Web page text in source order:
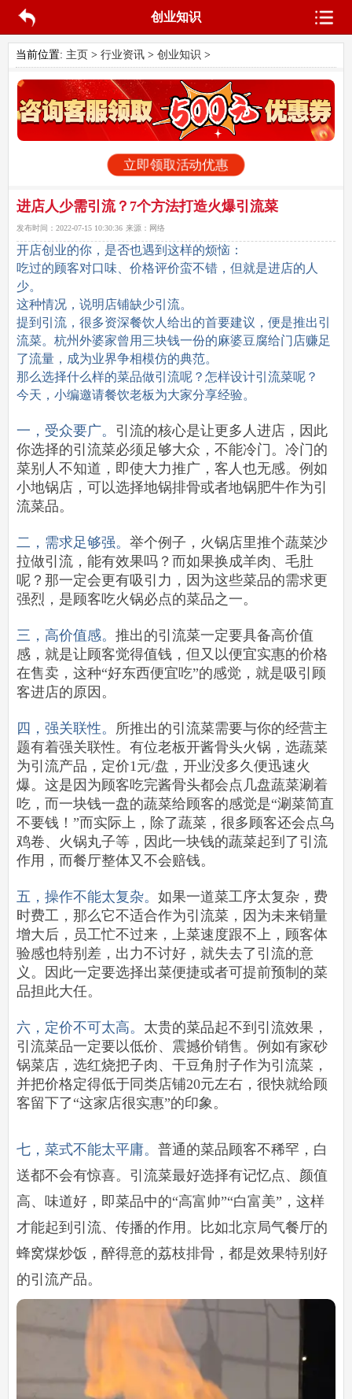
创业知识
当前位置: 主页 > 行业资讯> 创业知识 >
立即领取活动优惠
进店人少需引流？7个方法打造火爆引流菜
发布时间： 2022-07-15 10:30:36 来源： 网络
开店创业的你，是否也遇到这样的烦恼：
吃过的顾客对口味、价格评价蛮不错，但就是进店的人
少。
这种情况，说明店铺缺少引流。
提到引流，很多资深餐饮人给出的首要建议，便是推出引
流菜。杭州外婆家曾用三块钱一份的麻婆豆腐给门店赚足
了流量，成为业界争相模仿的典范。
那么选择什么样的菜品做引流呢？怎样设计引流菜呢？
今天，小编邀请餐饮老板为大家分享经验。
一，受众要广。 引流的核心是让更多人进店，因此
你选择的引流菜必须足够大众，不能冷门。冷门的
菜别人不知道，即使大力推广，客人也无感。例如
小地锅店，可以选择地锅排骨或者地锅肥牛作为引
流菜品。
二，需求足够强。 举个例子，火锅店里推个蔬菜沙
拉做引流，能有效果吗？而如果换成羊肉、毛肚
呢？那一定会更有吸引力，因为这些菜品的需求更
强烈，是顾客吃火锅必点的菜品之一。
三，高价值感。 推出的引流菜一定要具备高价值
感，就是让顾客觉得值钱，但又以便宜实惠的价格
在售卖，这种“好东西便宜吃”的感觉，就是吸引顾
客进店的原因。
四，强关联性。 所推出的引流菜需要与你的经营主
题有着强关联性。有位老板开酱骨头火锅，选蔬菜
为引流产品，定价1元/盘，开业没多久便迅速火
爆。这是因为顾客吃完酱骨头都会点几盘蔬菜涮着
吃，而一块钱一盘的蔬菜给顾客的感觉是“涮菜简直
不要钱！”而实际上，除了蔬菜，很多顾客还会点乌
鸡卷、火锅丸子等，因此一块钱的蔬菜起到了引流
作用，而餐厅整体又不会赔钱。
五，操作不能太复杂。 如果一道菜工序太复杂，费
时费工，那么它不适合作为引流菜，因为未来销量
增大后，员工忙不过来，上菜速度跟不上，顾客体
验感也特别差，出力不讨好，就失去了引流的意
义。因此一定要选择出菜便捷或者可提前预制的菜
品担此大任。
六，定价不可太高。 太贵的菜品起不到引流效果，
引流菜品一定要以低价、震撼价销售。例如有家砂
锅菜店，选红烧把子肉、干豆角肘子作为引流菜，
并把价格定得低于同类店铺20元左右，很快就给顾
客留下了“这家店很实惠”的印象。
七，菜式不能太平庸。 普通的菜品顾客不稀罕，白
送都不会有惊喜。引流菜最好选择有记忆点、颜值
高、味道好，即菜品中的“高富帅”“白富美”，这样
才能起到引流、传播的作用。比如北京局气餐厅的
蜂窝煤炒饭，醉得意的荔枝排骨，都是效果特别好
的引流产品。